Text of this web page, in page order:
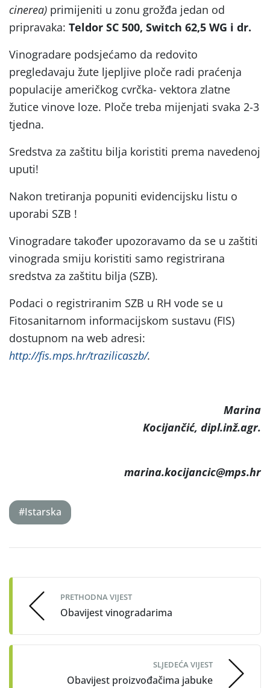
cinerea) primijeniti u zonu grožđa jedan od
pripravaka: Teldor SC 500, Switch 62,5 WG i dr.
Vinogradare podsjećamo da redovito
pregledavaju žute ljepljive ploče radi praćenja
populacije američkog cvrčka- vektora zlatne
žutice vinove loze. Ploče treba mijenjati svaka 2-3
tjedna.
Sredstva za zaštitu bilja koristiti prema navedenoj
uputi!
Nakon tretiranja popuniti evidencijsku listu o
uporabi SZB !
Vinogradare također upozoravamo da se u zaštiti
vinograda smiju koristiti samo registrirana
sredstva za zaštitu bilja (SZB).
Podaci o registriranim SZB u RH vode se u
Fitosanitarnom informacijskom sustavu (FIS)
dostupnom na web adresi:
http://fis.mps.hr/trazilicaszb/.
Marina
Kocijančić, dipl.inž.agr.
marina.kocijancic@mps.hr
#Istarska
navigation
PRETHODNA VIJEST
Obavijest vinogradarima
SLJEDEĆA VIJEST
Obavijest proizvođačima jabuke